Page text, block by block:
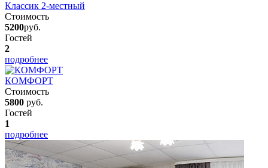
Классик 2-местный
Стоимость
5200руб.
Гостей
2
подробнее
КОМФОРТ
Стоимость
5800 руб.
Гостей
1
подробнее